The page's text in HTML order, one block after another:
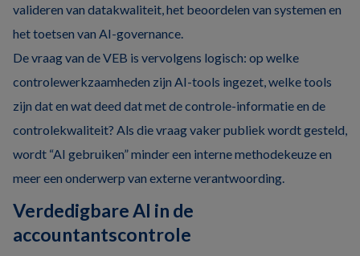
valideren van datakwaliteit, het beoordelen van systemen en
het toetsen van AI-governance.
De vraag van de VEB is vervolgens logisch: op welke
controlewerkzaamheden zijn AI-tools ingezet, welke tools
zijn dat en wat deed dat met de controle-informatie en de
controlekwaliteit? Als die vraag vaker publiek wordt gesteld,
wordt “AI gebruiken” minder een interne methodekeuze en
meer een onderwerp van externe verantwoording.
Verdedigbare AI in de
accountantscontrole